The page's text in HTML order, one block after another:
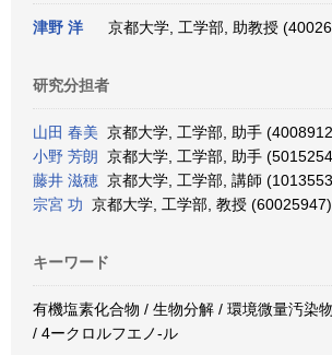
津野 洋 京都大学, 工学部, 助教授
研究分担者
山田 春美 京都大学, 工学部, 助手
小野 芳朗 京都大学, 工学部, 助手
藤井 滋穂 京都大学, 工学部, 講師
宗宮 功 京都大学, 工学部, 教授 (60025947)
キーワード
有機塩素化合物 / 生物分解 / 環境微量汚染
/ 4ークロルフエノ-ル